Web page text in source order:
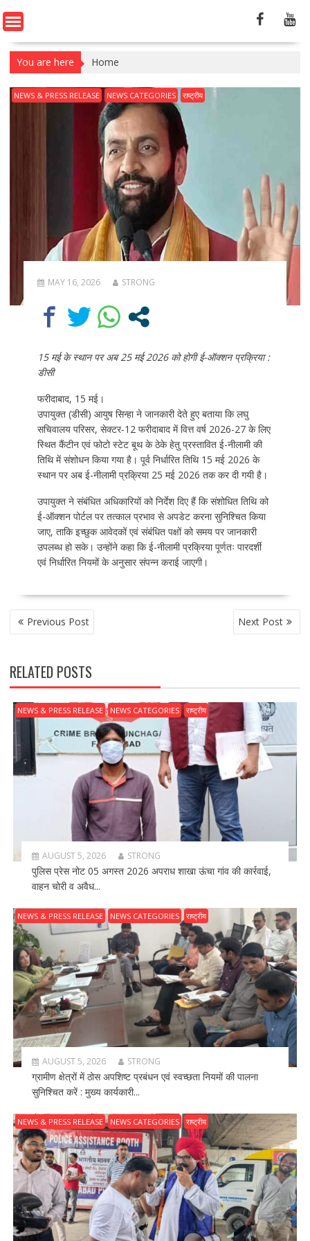
You are here Home
NEWS & PRESS RELEASE NEWS CATEGORIES राष्ट्रीय
MAY 16, 2026 STRONG
15 मई के स्थान पर अब 25 मई 2026 को होगी ई-ऑक्शन प्रक्रिया :
डीसी
फरीदाबाद, 15 मई।
उपायुक्त (डीसी) आयुष सिन्हा ने जानकारी देते हुए बताया कि लघु
सचिवालय परिसर, सेक्टर-12 फरीदाबाद में वित्त वर्ष 2026-27 के लिए
स्थित कैंटीन एवं फोटो स्टेट बूथ के ठेके हेतु प्रस्तावित ई-नीलामी की
तिथि में संशोधन किया गया है। पूर्व निर्धारित तिथि 15 मई 2026 के
स्थान पर अब ई-नीलामी प्रक्रिया 25 मई 2026 तक कर दी गयी है।
उपायुक्त ने संबंधित अधिकारियों को निर्देश दिए हैं कि संशोधित तिथि को
ई-ऑक्शन पोर्टल पर तत्काल प्रभाव से अपडेट करना सुनिश्चित किया
जाए, ताकि इच्छुक आवेदकों एवं संबंधित पक्षों को समय पर जानकारी
उपलब्ध हो सके। उन्होंने कहा कि ई-नीलामी प्रक्रिया पूर्णतः पारदर्शी
एवं निर्धारित नियमों के अनुसार संपन्न कराई जाएगी।
P
O
T
N
A
V
G
A
T
Previous Post Next Post
RELATED POSTS
NEWS & PRESS RELEASE NEWS CATEGORIES राष्ट्रीय
AUGUST 5, 2026 STRONG
पुलिस प्रेस नोट 05 अगस्त 2026 अपराध शाखा ऊंचा गांव की कार्रवाई,
वाहन चोरी व अवैध...
NEWS & PRESS RELEASE NEWS CATEGORIES राष्ट्रीय
AUGUST 5, 2026 STRONG
ग्रामीण क्षेत्रों में ठोस अपशिष्ट प्रबंधन एवं स्वच्छता नियमों की पालना
सुनिश्चित करें : मुख्य कार्यकारी...
NEWS & PRESS RELEASE NEWS CATEGORIES राष्ट्रीय